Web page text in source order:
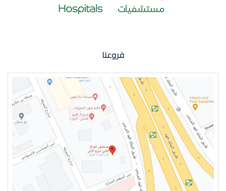
ضعف نظر في العين اليسرى
فروعنا